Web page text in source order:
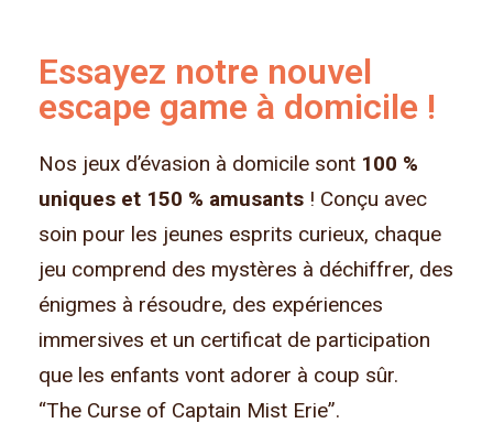
Essayez notre nouvel
escape game à domicile !​
Nos jeux d’évasion à domicile sont 100 %
uniques et 150 % amusants ! Conçu avec
soin pour les jeunes esprits curieux, chaque
jeu comprend des mystères à déchiffrer, des
énigmes à résoudre, des expériences
immersives et un certificat de participation
que les enfants vont adorer à coup sûr.
“The Curse of Captain Mist Erie”.